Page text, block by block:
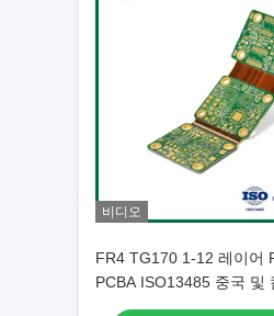
비디오
FR4 TG170 1-12 레이어
PCBA ISO13485 중국 및
인증 제조업체